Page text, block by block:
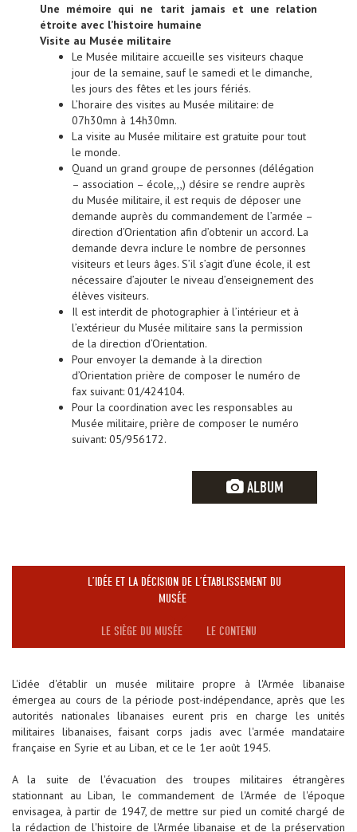
Une mémoire qui ne tarit jamais et une relation
étroite avec l’histoire humaine
Visite au Musée militaire
Le Musée militaire accueille ses visiteurs chaque
jour de la semaine, sauf le samedi et le dimanche,
les jours des fêtes et les jours fériés.
L’horaire des visites au Musée militaire: de
07h30mn à 14h30mn.
La visite au Musée militaire est gratuite pour tout
le monde.
Quand un grand groupe de personnes (délégation
– association – école,,,) désire se rendre auprès
du Musée militaire, il est requis de déposer une
demande auprès du commandement de l’armée –
direction d’Orientation afin d’obtenir un accord. La
demande devra inclure le nombre de personnes
visiteurs et leurs âges. S’il s’agit d’une école, il est
nécessaire d’ajouter le niveau d’enseignement des
élèves visiteurs.
Il est interdit de photographier à l’intérieur et à
l’extérieur du Musée militaire sans la permission
de la direction d’Orientation.
Pour envoyer la demande à la direction
d’Orientation prière de composer le numéro de
fax suivant: 01/424104.
Pour la coordination avec les responsables au
Musée militaire, prière de composer le numéro
suivant: 05/956172.
ALBUM
L’IDÉE ET LA DÉCISION DE L’ÉTABLISSEMENT DU
MUSÉE
LE SIÈGE DU MUSÉE LE CONTENU
L'idée d'établir un musée militaire propre à l'Armée libanaise
émergea au cours de la période post-indépendance, après que les
autorités nationales libanaises eurent pris en charge les unités
militaires libanaises, faisant corps jadis avec l'armée mandataire
française en Syrie et au Liban, et ce le 1er août 1945.
A la suite de l'évacuation des troupes militaires étrangères
stationnant au Liban, le commandement de l'Armée de l'époque
envisagea, à partir de 1947, de mettre sur pied un comité chargé de
la rédaction de l'histoire de l'Armée libanaise et de la préservation